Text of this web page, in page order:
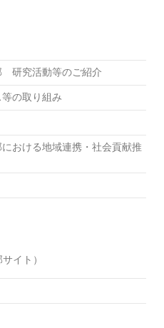
研究活動等のご紹介
の取り組み
おける地域連携・社会貢献推
イト）